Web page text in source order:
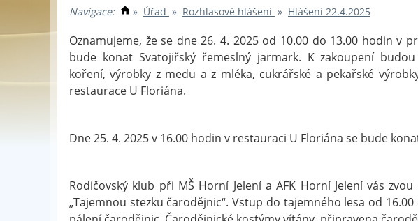
Navigace: » Úřad » Rozhlasové hlášení » Hlášení 22.4.2025
Oznamujeme, že se dne 26. 4. 2025 od 10.00 do 13.00 hodin v
bude konat Svatojiřský řemeslný jarmark. K zakoupení
koření, výrobky z medu a z mléka, cukrářské a pekařské
restaurace U Floriána.
Dne 25. 4. 2025 v 16.00 hodin v restauraci U Floriána se bude
Rodičovský klub při MŠ Horní Jelení a AFK Horní Jelení vás
„Tajemnou stezku čarodějnic“. Vstup do tajemného lesa od